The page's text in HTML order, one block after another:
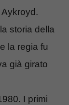
storia della
la regia fu
già girato
I primi